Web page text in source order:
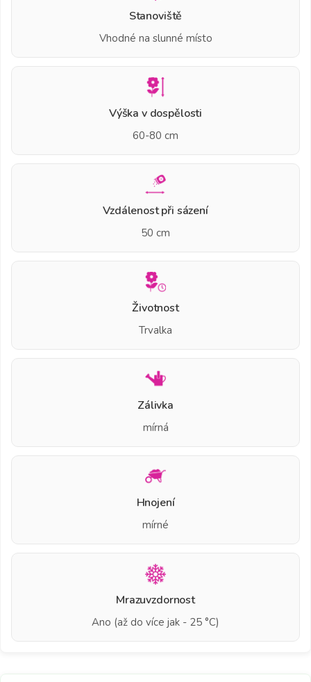
Stanoviště
Vhodné na slunné místo
Výška v dospělosti
60-80 cm
Vzdálenost při sázení
50 cm
Životnost
Trvalka
Zálivka
mírná
Hnojení
mírné
Mrazuvzdornost
Ano (až do více jak - 25 °C)